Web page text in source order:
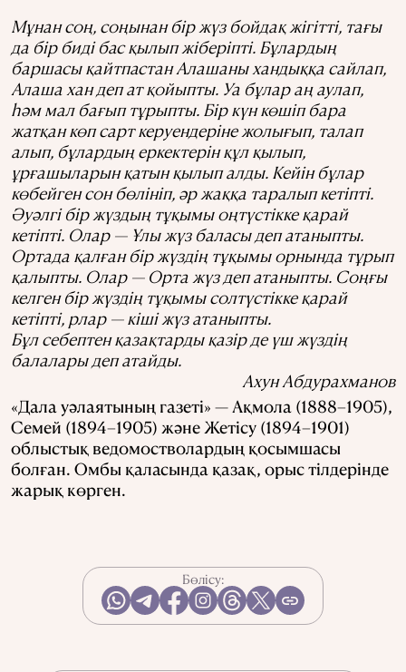
Мұнан соң, соңынан бір жүз бойдақ жігітті, тағы
да бір биді бас қылып жіберіпті. Бұлардың
баршасы қайтпастан Алашаны хандыққа сайлап,
Алаша хан деп ат қойыпты. Уа бұлар аң аулап,
һәм мал бағып тұрыпты. Бір күн көшіп бара
жатқан көп сарт керуендеріне жолығып, талап
алып, бұлардың еркектерін құл қылып,
ұрғашыларын қатын қылып алды. Кейін бұлар
көбейген сон бөлініп, әр жаққа таралып кетіпті.
Әуәлгі бір жүздың тұқымы оңтүстікке қарай
кетіпті. Олар — Ұлы жүз баласы деп атаныпты.
Ортада қалған бір жүздің тұқымы орнында тұрып
қалыпты. Олар — Орта жүз деп атаныпты. Соңғы
келген бір жүздің тұқымы солтүстікке қарай
кетіпті, рлар — кіші жүз атаныпты.
Бұл себептен қазақтарды қазір де үш жүздің
балалары деп атайды.
Ахун Абдурахманов
«Дала уәлаятының газеті» — Ақмола (1888–1905),
Семей (1894–1905) және Жетісу (1894–1901)
облыстық ведомостволардың қосымшасы
болған. Омбы қаласында қазақ, орыс тілдерінде
жарық көрген.
Бөлісу: